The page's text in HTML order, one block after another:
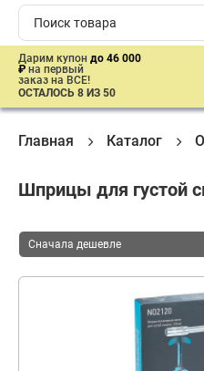
Дарим купон до 46 000
₽ на первый
заказ на ВСЕ!
ОСТАЛОСЬ 8 ИЗ 50
Главная Каталог
Шприцы для густой
Сначала дешевле
Сначала дешевле